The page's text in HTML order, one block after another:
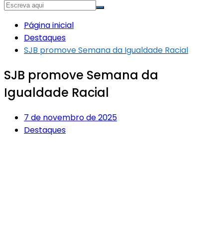
Página inicial
Destaques
SJB promove Semana da Igualdade Racial
SJB promove Semana da
Igualdade Racial
7 de novembro de 2025
Destaques